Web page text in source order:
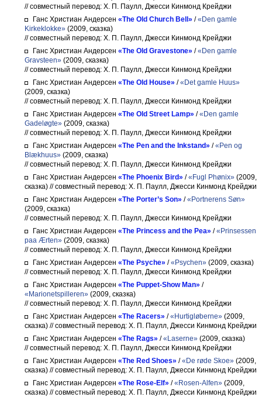
// совместный перевод: Х. П. Паулл, Джесси Кинмонд Крейджи
Ганс Христиан Андерсен «The Old Church Bell» /«Den gamle
Kirkeklokke» (2009, сказка)
// совместный перевод: Х. П. Паулл, Джесси Кинмонд Крейджи
Ганс Христиан Андерсен «The Old Gravestone» /«Den gamle
Gravsteen» (2009, сказка)
// совместный перевод: Х. П. Паулл, Джесси Кинмонд Крейджи
Ганс Христиан Андерсен «The Old House» /«Det gamle Huus»
(2009, сказка)
// совместный перевод: Х. П. Паулл, Джесси Кинмонд Крейджи
Ганс Христиан Андерсен «The Old Street Lamp» /«Den gamle
Gadeløgte» (2009, сказка)
// совместный перевод: Х. П. Паулл, Джесси Кинмонд Крейджи
Ганс Христиан Андерсен «The Pen and the Inkstand» /«Pen og
Blækhuus» (2009, сказка)
// совместный перевод: Х. П. Паулл, Джесси Кинмонд Крейджи
Ганс Христиан Андерсен «The Phoenix Bird» /«Fugl Phønix» (2009,
сказка) // совместный перевод: Х. П. Паулл, Джесси Кинмонд Крейджи
Ганс Христиан Андерсен «The Porter’s Son» /«Portnerens Søn»
(2009, сказка)
// совместный перевод: Х. П. Паулл, Джесси Кинмонд Крейджи
Ганс Христиан Андерсен «The Princess and the Pea» /«Prinsessen
paa Ærten» (2009, сказка)
// совместный перевод: Х. П. Паулл, Джесси Кинмонд Крейджи
Ганс Христиан Андерсен «The Psyche» /«Psychen» (2009, сказка)
// совместный перевод: Х. П. Паулл, Джесси Кинмонд Крейджи
Ганс Христиан Андерсен «The Puppet-Show Man» /
«Marionetspilleren» (2009, сказка)
// совместный перевод: Х. П. Паулл, Джесси Кинмонд Крейджи
Ганс Христиан Андерсен «The Racers» /«Hurtigløberne» (2009,
сказка) // совместный перевод: Х. П. Паулл, Джесси Кинмонд Крейджи
Ганс Христиан Андерсен «The Rags» /«Laserne» (2009, сказка)
// совместный перевод: Х. П. Паулл, Джесси Кинмонд Крейджи
Ганс Христиан Андерсен «The Red Shoes» /«De røde Skoe» (2009,
сказка) // совместный перевод: Х. П. Паулл, Джесси Кинмонд Крейджи
Ганс Христиан Андерсен «The Rose-Elf» /«Rosen-Alfen» (2009,
сказка) // совместный перевод: Х. П. Паулл, Джесси Кинмонд Крейджи